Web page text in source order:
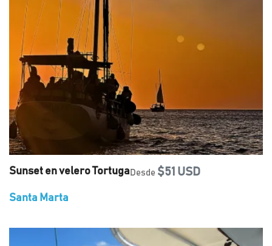
Sunset en velero Tortuga Desde $51 USD
Santa Marta